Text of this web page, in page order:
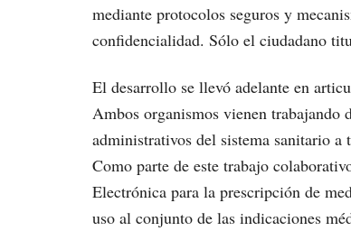
mediante protocolos seguros y
confidencialidad. Sólo el ciudadano
El desarrollo se llevó adelante en
Ambos organismos vienen trabajando
administrativos del sistema sanitario a
Como parte de este trabajo
Electrónica para la prescripción de
uso al conjunto de las indicaciones